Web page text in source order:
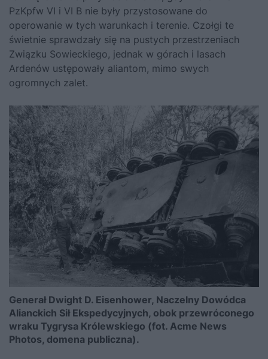
PzKpfw VI i VI B nie były przystosowane do
operowanie w tych warunkach i terenie. Czołgi te
świetnie sprawdzały się na pustych przestrzeniach
Związku Sowieckiego, jednak w górach i lasach
Ardenów ustępowały aliantom, mimo swych
ogromnych zalet.
Generał Dwight D. Eisenhower, Naczelny Dowódca
Alianckich Sił Ekspedycyjnych, obok przewróconego
wraku Tygrysa Królewskiego (fot. Acme News
Photos, domena publiczna).